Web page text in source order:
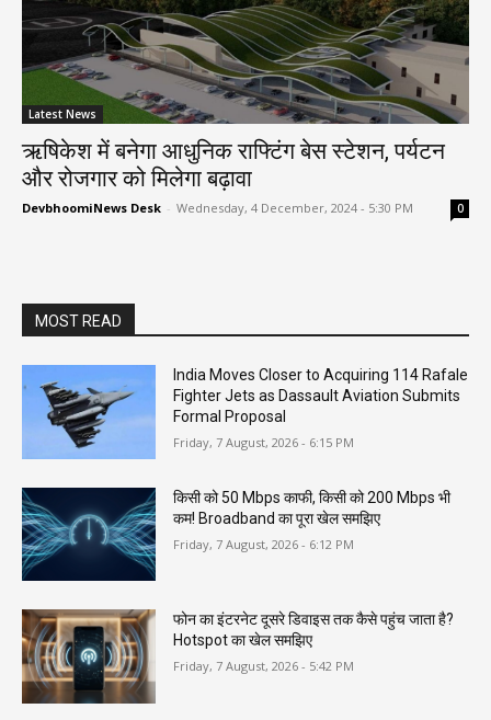
Latest News
ऋषिकेश में बनेगा आधुनिक राफ्टिंग बेस स्टेशन, पर्यटन
और रोजगार को मिलेगा बढ़ावा
DevbhoomiNews Desk - Wednesday, 4 December, 2024 - 5:30 PM 0
MOST READ
India Moves Closer to Acquiring 114 Rafale
Fighter Jets as Dassault Aviation Submits
Formal Proposal
Friday, 7 August, 2026 - 6:15 PM
किसी को 50 Mbps काफी, किसी को 200 Mbps भी
कम! Broadband का पूरा खेल समझिए
Friday, 7 August, 2026 - 6:12 PM
फोन का इंटरनेट दूसरे डिवाइस तक कैसे पहुंच जाता है?
Hotspot का खेल समझिए
Friday, 7 August, 2026 - 5:42 PM